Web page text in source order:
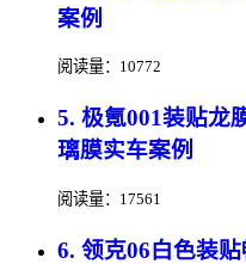
案例
阅读量：10772
5. 极氪001装贴龙
璃膜实车案例
阅读量：17561
6. 领克06白色装